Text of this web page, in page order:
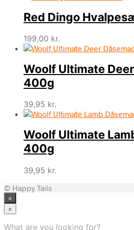
Red Dingo
199,00 kr.
Woolf Ultimate
400g
39,95 kr.
Woolf Ultimate
400g
39,95 kr.
© Happy Tails
×
×
What are you looking for?